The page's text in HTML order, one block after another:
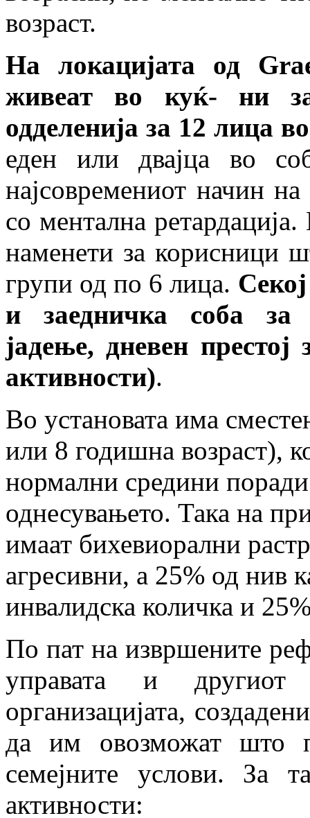
возраст.
На локацијата од
живеат во куќ- ни
одделенија за 12 лица
еден или двајца во
најсовремениот начин
со ментална
наменети за корисници
групи од по 6 лица.
и заедничка соба за
јадење, дневен
активности).
Во установата има
или 8 годишна возраст),
нормални средини
однесувањето. Така на
имаат бихевиорални
агресивни, а 25% од нив
инвалидска количка и
По пат на извршените
управата и другиот
организацијата,
да им овозможат што
семејните услови. За
активности: